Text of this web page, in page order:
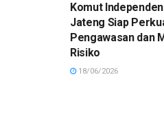
Komut
Jateng Siap
Pengawasan dan
Risiko
18/06/2026